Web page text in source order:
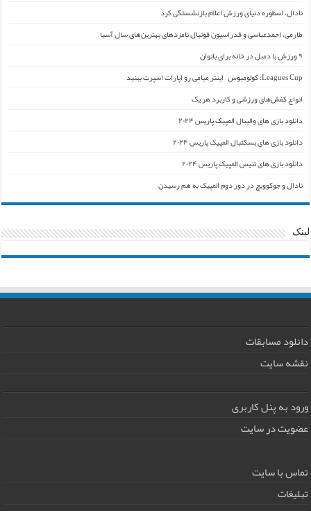
نادال، اسطوره دنیای ورزش اعلام بازنشستگی کرد
طارمی، احمدعباسی و فدراسیون فوتبال نامزدهای بهترین‌های سال آسیا
۹ ورزش با دمبل در خانه برای بانوان
Leagues Cup: کولومبوس – اینتر میامی رو اپارات اسپرت ببنید
انواع کفش‌های ورزشی و کاربرد هر یک
دانلود بازی های والیبال المپیک پاریس ۲۰۲۴
دانلود بازی های بسکتبال المپیک پاریس ۲۰۲۴
دانلود بازی های تنیس المپیک پاریس ۲۰۲۴
نادال و جوکوویچ در دور دوم المپیک به هم رسیدن
لینک
دانلود مسابقات
نقشه سایت
ورود به پنل کاربری
عضویت در سایت
تماس با سایت
تبلیغات